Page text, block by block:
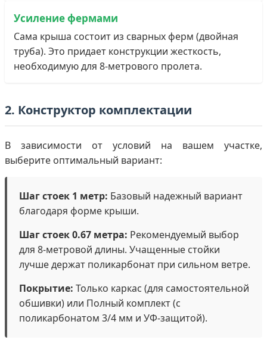
Усиление фермами
Сама крыша состоит из сварных ферм (двойная
труба). Это придает конструкции жесткость,
необходимую для 8-метрового пролета.
2. Конструктор комплектации
В зависимости от условий на вашем участке,
выберите оптимальный вариант:
Шаг стоек 1 метр: Базовый надежный вариант
благодаря форме крыши.
Шаг стоек 0.67 метра: Рекомендуемый выбор
для 8-метровой длины. Учащенные стойки
лучше держат поликарбонат при сильном ветре.
Покрытие: Только каркас (для самостоятельной
обшивки) или Полный комплект (с
поликарбонатом 3/4 мм и УФ-защитой).